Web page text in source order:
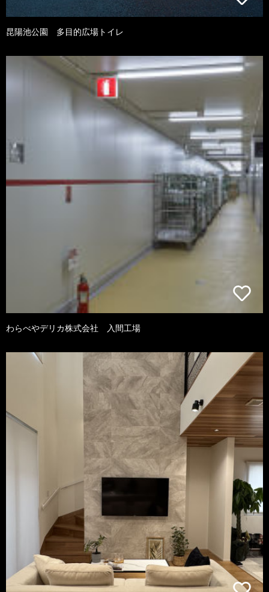
昆陽池公園 多目的広場トイレ
わらべやデリカ株式会社 入間工場